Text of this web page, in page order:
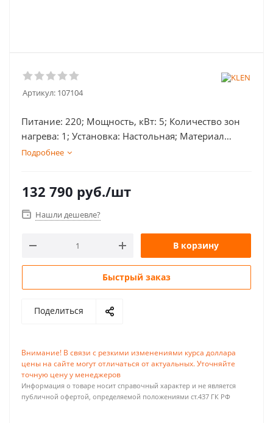
Артикул: 107104
Питание: 220; Мощность, кВт: 5; Количество зон
нагрева: 1; Установка: Настольная; Материал
жарочной поверхности: нерж. сталь; Т min, С: 50; Т
Подробнее
132 790 руб./шт
Нашли дешевле?
В корзину
Быстрый заказ
Поделиться
Внимание! В связи с резкими изменениями курса доллара
цены на сайте могут отличаться от актуальных. Уточняйте
точную цену у менеджеров
Информация о товаре носит справочный характер и не является
публичной офертой, определяемой положениями ст.437 ГК РФ